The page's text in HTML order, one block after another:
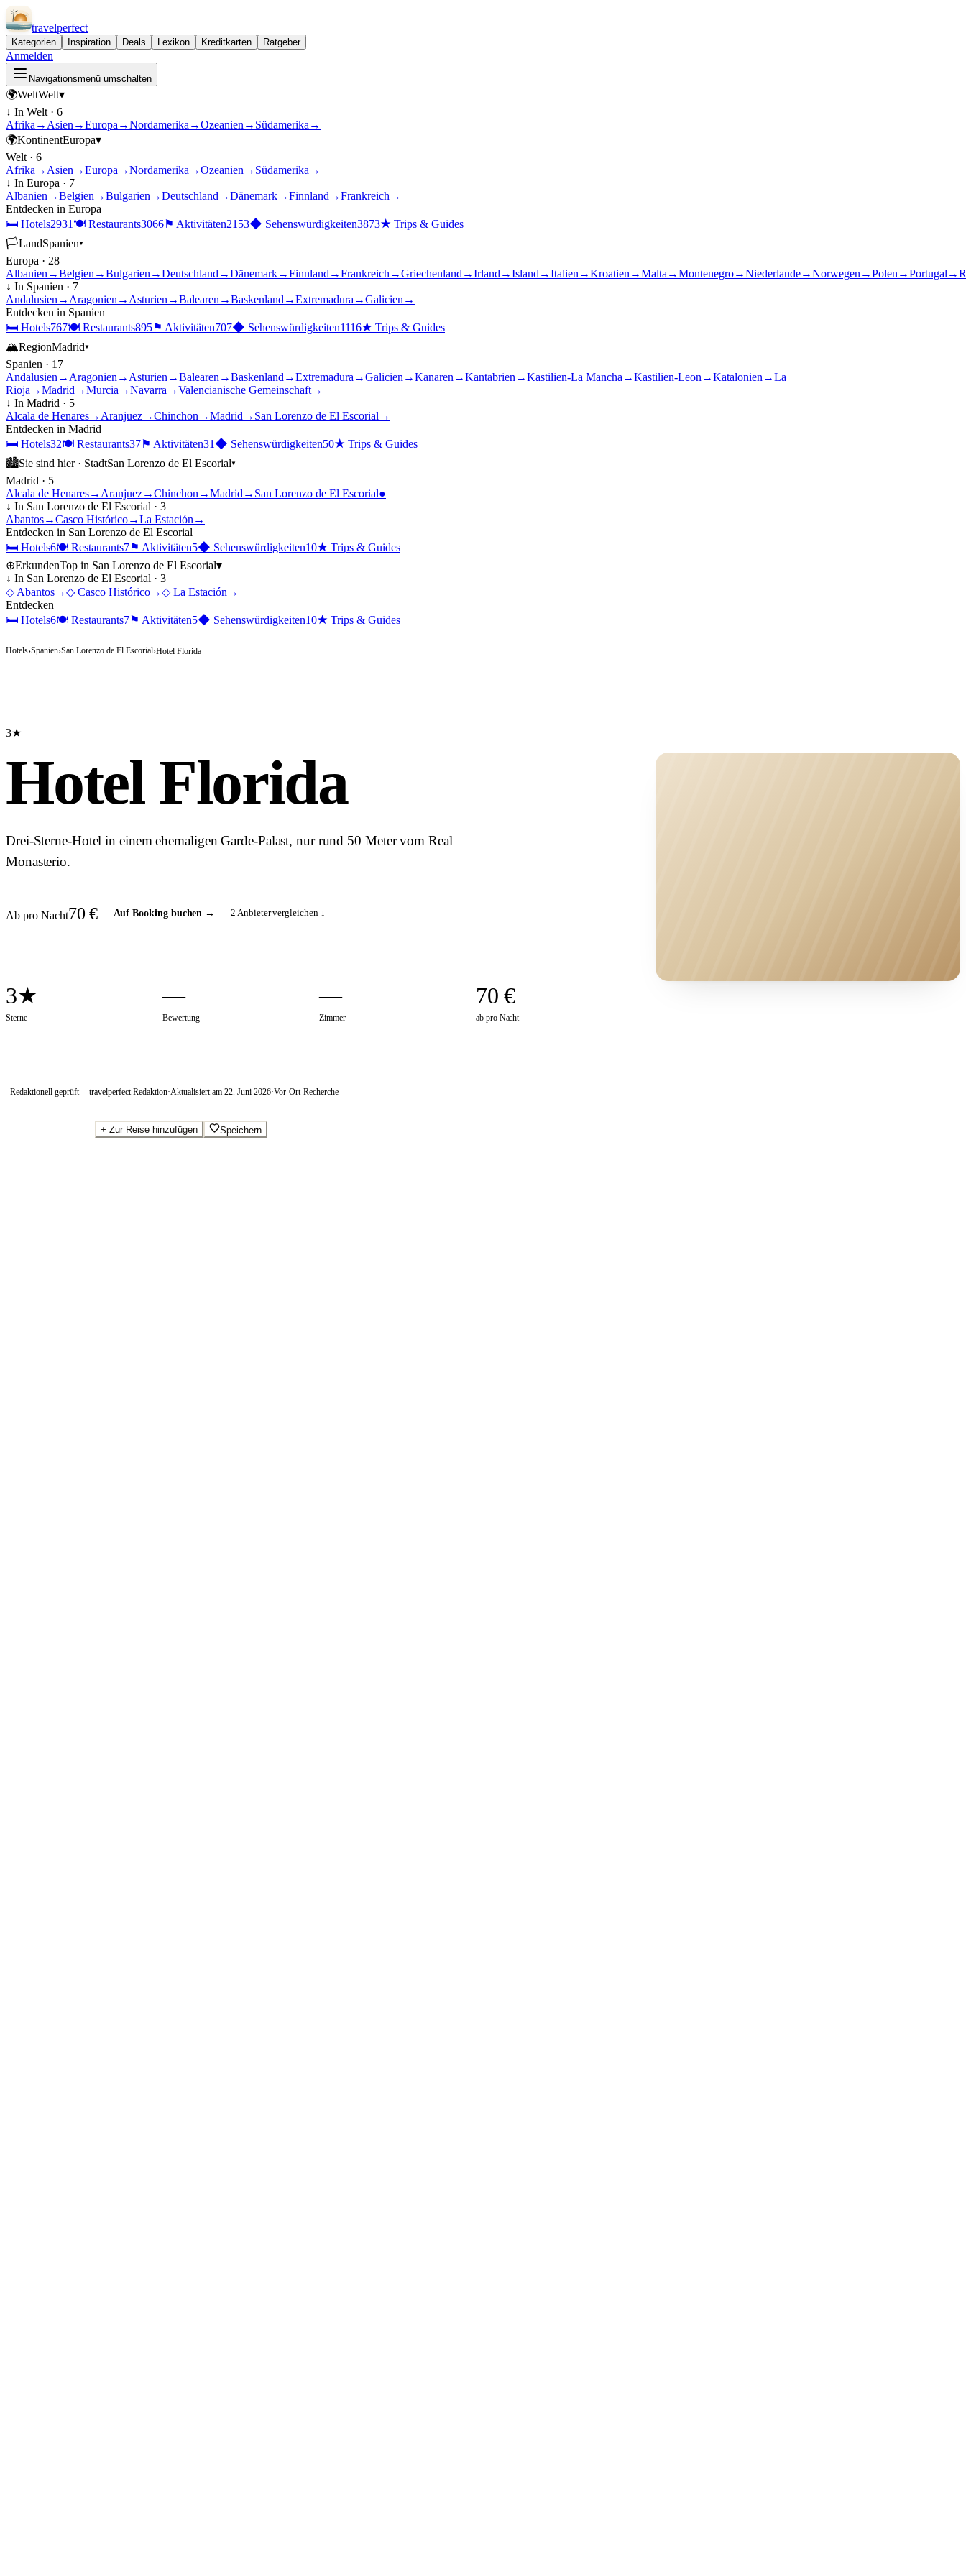
travelperfect
Kategorien Inspiration Deals Lexikon Kreditkarten Ratgeber
Anmelden
Navigationsmenü umschalten
🌍WeltWelt▾
↓ In Welt · 6
Afrika → Asien →Europa →Nordamerika →Ozeanien → Südamerika →
🌍KontinentEuropa▾
Welt · 6
Afrika → Asien →Europa →Nordamerika →Ozeanien → Südamerika →
↓ In Europa · 7
Albanien →Belgien →Bulgarien →Deutschland →Dänemark→Finnland →Frankreich →
Entdecken in Europa
🛏 Hotels2931 🍽 Restaurants3066⚑ Aktivitäten2153◆ Sehenswürdigkeiten3873★ Trips & Guides
🏳LandSpanien▾
Europa · 28
Albanien →Belgien →Bulgarien →Deutschland →Dänemark→Finnland →Frankreich →Griechenland →Irland →Island →Italien →Kroatien →Malta →Montenegro→Niederlande→Norwegen →Polen →Portugal →
↓ In Spanien · 7
Andalusien → Aragonien → Asturien →Balearen →Baskenland →Extremadura →Galicien →
Entdecken in Spanien
🛏 Hotels767🍽 Restaurants895⚑ Aktivitäten707◆ Sehenswürdigkeiten1116★ Trips & Guides
🏔RegionMadrid▾
Spanien · 17
Andalusien → Aragonien → Asturien →Balearen →Baskenland →Extremadura →Galicien →Kanaren →Kantabrien →Kastilien-La Mancha →Kastilien-Leon →Katalonien →La
Rioja →Madrid →Murcia →Navarra →Valencianische Gemeinschaft→
↓ In Madrid · 5
Alcala de Henares→ Aranjuez→Chinchon →Madrid → San Lorenzo de El Escorial →
Entdecken in Madrid
🛏 Hotels32🍽 Restaurants37⚑ Aktivitäten31 ◆ Sehenswürdigkeiten50★ Trips & Guides
🏙Sie sind hier · StadtSan Lorenzo de El Escorial▾
Madrid · 5
Alcala de Henares→ Aranjuez→Chinchon →Madrid → San Lorenzo de El Escorial●
↓ In San Lorenzo de El Escorial · 3
Abantos→Casco Histórico→La Estación →
Entdecken in San Lorenzo de El Escorial
🛏 Hotels6🍽 Restaurants7⚑ Aktivitäten5◆ Sehenswürdigkeiten10★ Trips & Guides
⊕ErkundenTop in San Lorenzo de El Escorial▾
↓ In San Lorenzo de El Escorial · 3
◇ Abantos→◇ Casco Histórico→◇ La Estación →
Entdecken
🛏 Hotels6🍽 Restaurants7⚑ Aktivitäten5◆ Sehenswürdigkeiten10★ Trips & Guides
Hotels›Spanien›San Lorenzo de El Escorial›Hotel Florida
3★
Hotel Florida
Drei-Sterne-Hotel in einem ehemaligen Garde-Palast, nur rund 50 Meter vom Real
Monasterio.
Ab pro Nacht70 € Auf Booking buchen → 2 Anbieter vergleichen ↓
3★
Sterne
—
Bewertung
—
Zimmer
70 €
ab pro Nacht
Redaktionell geprüft travelperfect Redaktion·Aktualisiert am 22. Juni 2026·Vor-Ort-Recherche
+ Zur Reise hinzufügen Speichern